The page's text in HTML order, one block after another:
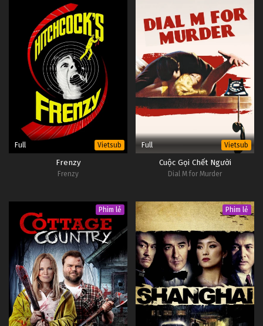
Tập 26
Yêu Không Giới Hạn Tập 25
Tập 25
Yêu Không Giới Hạn Tập 24
Tập 24
Yêu Không Giới Hạn Tập 23
Yêu Không Giới Hạn Tập 21
Tập 21
Yêu Không Giới Hạn Tập 20
Tập 20
Yêu Không Giới Hạn Tập 19
Full Vietsub
Frenzy
Frenzy
Full Vietsub
Cuộc Gọi Chết Người
Dial M for Murder
Phim lẻ Phim lẻ